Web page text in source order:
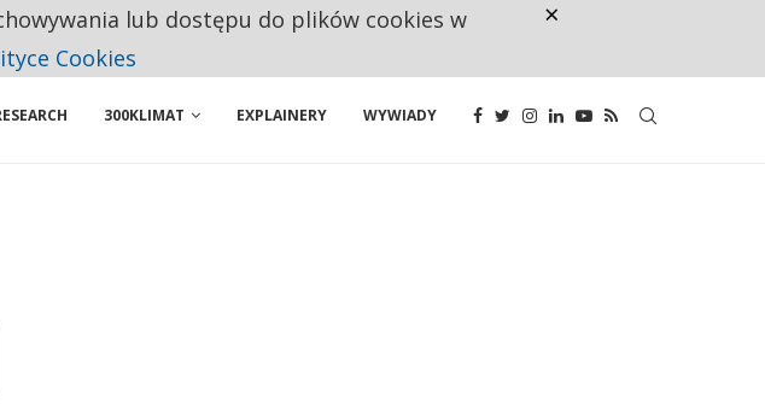
300KLIMAT EXPLAINERY WYWIADY
lub dostępu do plików cookies w
Cookies
×